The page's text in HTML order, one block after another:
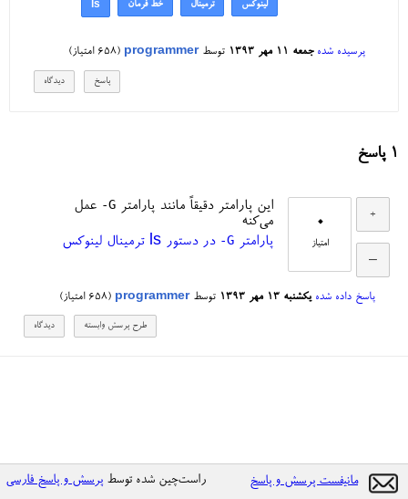
لینوکس ترمینال خط فرمان ls
پرسیده شده جمعه ۱۱ مهر ۱۳۹۳ توسطprogrammer
(
658 امتیاز)
1 پاسخ
0
امتیاز
این پارامتر دقیقاً مانند پارامتر -G عمل
می‌کنه
پارامتر -G در دستور ls ترمینال لینوکس
پاسخ داده شده یکشنبه ۱۳ مهر ۱۳۹۳ توسطprogrammer
(
658 امتیاز)
مانیفست پرسش و پاسخ راست‌چین شده توسط پرسش و پاسخ فارسی